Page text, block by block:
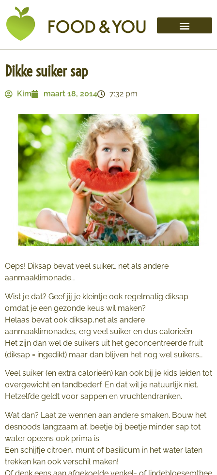
Dikke suiker sap
Kim maart 18, 2014 7:32 pm
Oeps! Diksap bevat veel suiker… net als andere
aanmaaklimonade…
Wist je dat? Geef jij je kleintje ook regelmatig diksap
omdat je een gezonde keus wil maken?
Helaas bevat ook diksap,net als andere
aanmaaklimonades, erg veel suiker en dus calorieën.
Het zijn dan wel de suikers uit het geconcentreerde fruit
(diksap = ingedikt) maar dan blijven het nog wel suikers…
Veel suiker (en extra calorieën) kan ook bij je kids leiden tot
overgewicht en tandbederf. En dat wil je natuurlijk niet.
Hetzelfde geldt voor sappen en vruchtendranken.
Wat dan? Laat ze wennen aan andere smaken. Bouw het
desnoods langzaam af, beetje bij beetje minder sap tot
water opeens ook prima is.
Een schijfje citroen, munt of basilicum in het water laten
trekken kan ook verschil maken!
Of denk eens aan afgekoelde venkel- of lindebloesemthee